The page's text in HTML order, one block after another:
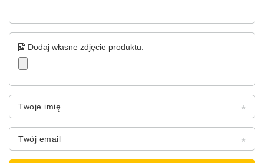
Dodaj własne zdjęcie produktu:
Twoje imię
Twój email